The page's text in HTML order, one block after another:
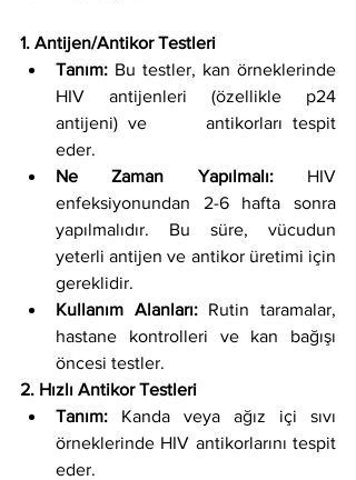
1. Antijen/Antikor Testleri
Tanım: Bu testler, kan örneklerinde
HIV antijenleri (özellikle p24
antijeni) ve      antikorları tespit
eder.
Ne Zaman Yapılmalı: HIV
enfeksiyonundan 2-6 hafta sonra
yapılmalıdır. Bu süre, vücudun
yeterli antijen ve antikor üretimi için
gereklidir.
Kullanım Alanları: Rutin taramalar,
hastane kontrolleri ve kan bağışı
öncesi testler.
2. Hızlı Antikor Testleri
Tanım: Kanda veya ağız içi sıvı
örneklerinde HIV antikorlarını tespit
eder.